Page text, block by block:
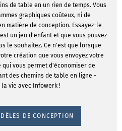
de table en un rien de temps. Vous
graphiques coûteux, ni de
matière de conception. Essayez-le
un jeu d'enfant et que vous pouvez
le souhaitez. Ce n'est que lorsque
création que vous envoyez votre
vous permet d'économiser de
des chemins de table en ligne -
vie avec Infowerk !
DE CONCEPTION